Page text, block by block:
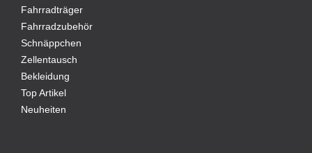
Fahrradträger
Fahrradzubehör
Schnäppchen
Zellentausch
Bekleidung
Top Artikel
Neuheiten